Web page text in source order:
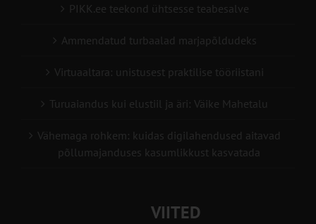
PIKK.ee teekond ühtsesse teabesalve
Ammendatud turbaalad marjapõldudeks
Virtuaaltara: unistusest praktilise tööriistani
Turuaiandus kui elustiil ja äri: Väike Mahetalu
Vähemaga rohkem: kuidas digilahendused aitavad
põllumajanduses kasumlikkust kasvatada
VIITED